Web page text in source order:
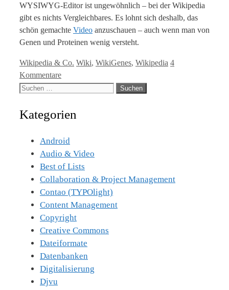
WYSIWYG-Editor ist ungewöhnlich – bei der Wikipedia
gibt es nichts Vergleichbares. Es lohnt sich deshalb, das
schön gemachte Video anzuschauen – auch wenn man von
Genen und Proteinen wenig versteht.
Kategorien
Wikipedia & Co. Tags
Wiki, WikiGenes, Wikipedia 4
Kommentare
Suche
Kategorien
Android
Audio & Video
Best of Lists
Collaboration & Project Management
Contao (TYPOlight)
Content Management
Copyright
Creative Commons
Dateiformate
Datenbanken
Digitalisierung
Djvu